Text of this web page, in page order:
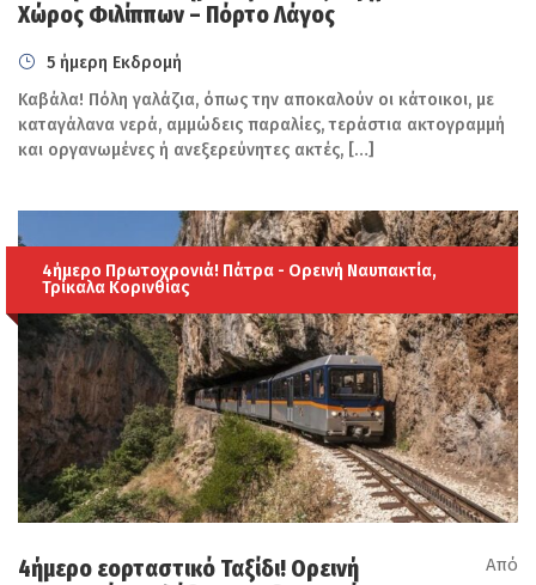
Πληροφορίες αναχώρησης & επιστροφής
Αναχώρηση: 12/11 /2025 από Ηράκλειο.
Επιστροφή: 17/11/2025 στο Ηράκλειο.
Περιλαμβάνονται:
Εισιτήρια πλοίου ΗΡΑΚΛΕΙΟ-ΠΕΙΡΑΙΑΣ-ΗΡΑΚΛΕΙΟ
σε οικονομική θέση.
Μεταφορά & περιηγήσεις σύμφωνα με το
Χώρος Φιλίππων – Πόρτο Λάγος
5 ήμερη Εκδρομή
Καβάλα! Πόλη γαλάζια, όπως την αποκαλούν οι κάτοικοι, με
καταγάλανα νερά, αμμώδεις παραλίες, τεράστια ακτογραμμή
και οργανωμένες ή ανεξερεύνητες ακτές, […]
4ήμερο Πρωτοχρονιά! Πάτρα - Ορεινή Ναυπακτία,
Τρίκαλα Κορινθίας
4ήμερο εορταστικό Ταξίδι! Ορεινή
Από